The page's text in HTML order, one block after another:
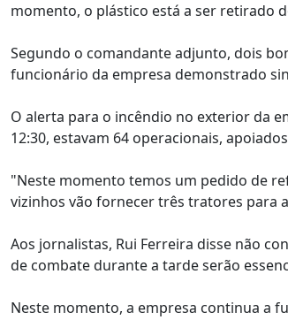
momento, o plástico está a ser retirado
Segundo o comandante adjunto, dois
funcionário da empresa demonstrado
O alerta para o incêndio no exterior da
12:30, estavam 64 operacionais,
"Neste momento temos um pedido de
vizinhos vão fornecer três tratores para
Aos jornalistas, Rui Ferreira disse não
de combate durante a tarde serão
Neste momento, a empresa continua a